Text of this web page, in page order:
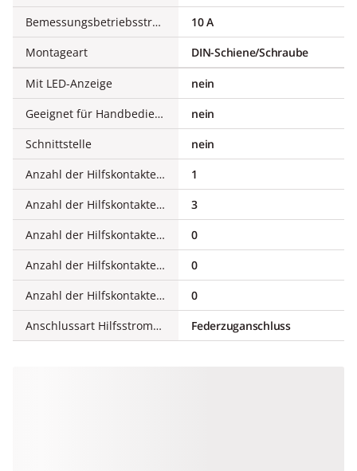
Bemessungsbetriebsstrom Ie, 400 V
10 A
Montageart
DIN-Schiene/Schraube
Mit LED-Anzeige
nein
Geeignet für Handbedienung
nein
Schnittstelle
nein
Anzahl der Hilfskontakte als Öffner
1
Anzahl der Hilfskontakte als Schließer
3
Anzahl der Hilfskontakte als Öffner, verzögert schaltend
0
Anzahl der Hilfskontakte als Schließer, voreilend
0
Anzahl der Hilfskontakte als Wechsler
0
Anschlussart Hilfsstromkreis
Federzuganschluss